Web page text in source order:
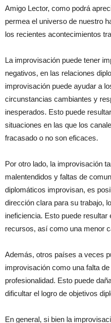
Amigo Lector, como podrá
permea el universo de nuestro
los recientes acontecimientos
La improvisación puede tener
negativos, en las relaciones
improvisación puede ayudar a
circunstancias cambiantes y
inesperados. Esto puede
situaciones en las que los
fracasado o no son eficaces.
Por otro lado, la improvisación
malentendidos y faltas de
diplomáticos improvisan, es
dirección clara para su trabajo,
ineficiencia. Esto puede resultar
recursos, así como una menor
Además, otros países a veces
improvisación como una falta
profesionalidad. Esto puede
dificultar el logro de objetivos
En general, si bien la